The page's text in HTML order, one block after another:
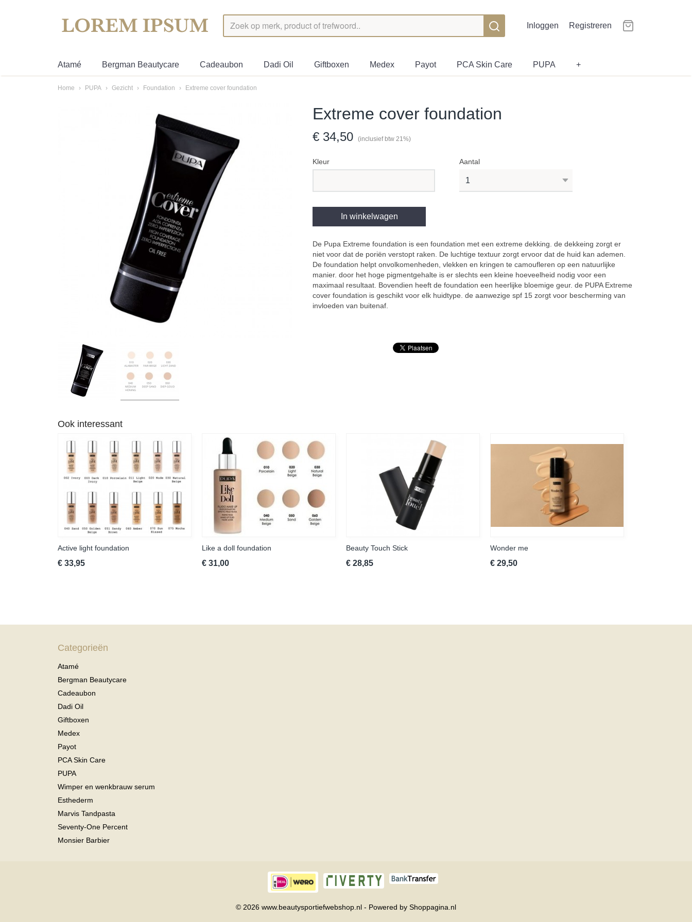
Inloggen Registreren
Atamé Bergman Beautycare Cadeaubon Dadi Oil Giftboxen Medex Payot PCA Skin Care PUPA +
Home › PUPA › Gezicht › Foundation › Extreme cover foundation
Extreme cover foundation
€ 34,50 (inclusief btw 21%)
Kleur Aantal
In winkelwagen
De Pupa Extreme foundation is een foundation met een extreme dekking. de dekkeing zorgt er
niet voor dat de poriën verstopt raken. De luchtige textuur zorgt ervoor dat de huid kan ademen.
De foundation helpt onvolkomenheden, vlekken en kringen te camoufleren op een natuurlijke
manier. door het hoge pigmentgehalte is er slechts een kleine hoeveelheid nodig voor een
maximaal resultaat. Bovendien heeft de foundation een heerlijke bloemige geur. de PUPA Extreme
cover foundation is geschikt voor elk huidtype. de aanwezige spf 15 zorgt voor bescherming van
invloeden van buitenaf.
Ook interessant
Active light foundation
€ 33,95
Like a doll foundation
€ 31,00
Beauty Touch Stick
€ 28,85
Wonder me
€ 29,50
Categorieën
Atamé
Bergman Beautycare
Cadeaubon
Dadi Oil
Giftboxen
Medex
Payot
PCA Skin Care
PUPA
Wimper en wenkbrauw serum
Esthederm
Marvis Tandpasta
Seventy-One Percent
Monsier Barbier
© 2026 www.beautysportiefwebshop.nl - Powered by Shoppagina.nl